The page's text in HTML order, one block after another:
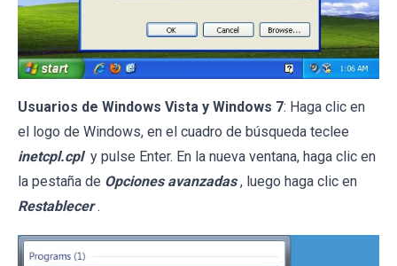
Usuarios de Windows Vista y Windows 7: Haga clic en
el logo de Windows, en el cuadro de búsqueda teclee
inetcpl.cpl y pulse Enter. En la nueva ventana, haga clic en
la pestaña de Opciones avanzadas , luego haga clic en
Restablecer .